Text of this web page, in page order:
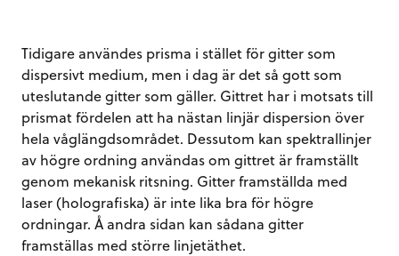
Tidigare användes prisma i stället för gitter som
dispersivt medium, men i dag är det så gott som
uteslutande gitter som gäller. Gittret har i motsats till
prismat fördelen att ha nästan linjär dispersion över
hela våglängdsområdet. Dessutom kan spektrallinjer
av högre ordning användas om gittret är framställt
genom mekanisk ritsning. Gitter framställda med
laser (holografiska) är inte lika bra för högre
ordningar. Å andra sidan kan sådana gitter
framställas med större linjetäthet.